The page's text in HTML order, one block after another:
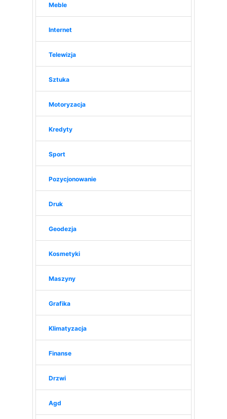
Meble
Internet
Telewizja
Sztuka
Motoryzacja
Kredyty
Sport
Pozycjonowanie
Druk
Geodezja
Kosmetyki
Maszyny
Grafika
Klimatyzacja
Finanse
Drzwi
Agd